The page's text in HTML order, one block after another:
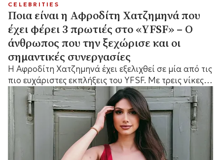
CELEBRITIES
Ποια είναι η Αφροδίτη Χατζημηνά που
έχει φέρει 3 πρωτιές στο «YFSF» – Ο
άνθρωπος που την ξεχώρισε και οι
σημαντικές συνεργασίες
Η Αφροδίτη Χατζημηνά έχει εξελιχθεί σε μία από τις
πιο ευχάριστες εκπλήξεις του YFSF. Με τρεις νίκες
στο ενεργητικό της και μια αξιόλογη μουσική
πορεία, η ταλαντούχα τραγουδίστρια κερδίζει
ολοένα και περισσότερο το ενδιαφέρον του κοινού.